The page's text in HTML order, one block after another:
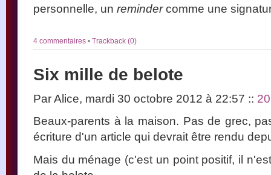
personnelle, un remindercomme une
4 commentaires • Trackback (0)
Six mille de belote
Par Alice, mardi 30 octobre 2012 à 22:57 ::
Beaux-parents à la maison. Pas de grec,
écriture d'un article qui devrait être rendu
Mais du ménage (c'est un point positif, il